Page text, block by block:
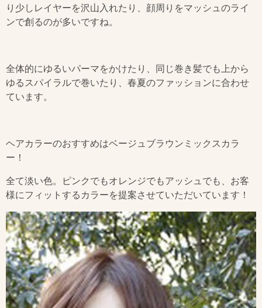
り少しレイヤーを沢山入れたり、顔周りをマッシュのライ
ンで創るのが多いですね。
全体的にゆるいパーマをかけたり、同じ巻き髪でも上から
ゆるスパイラルで巻いたり、春夏のファッションに合わせ
ています。
ヘアカラーのおすすめはベージュブラウンミックスカラ
ー！
全て淡い色。ピンクでもオレンジでもアッシュでも、お客
様にフィットするカラーを提案させていただいています！